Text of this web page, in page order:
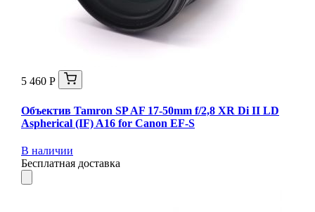
5 460 Р
Объектив Tamron SP AF 17-50mm f/2,8 XR Di II LD
Aspherical (IF) A16 for Canon EF-S
В наличии
Бесплатная доставка